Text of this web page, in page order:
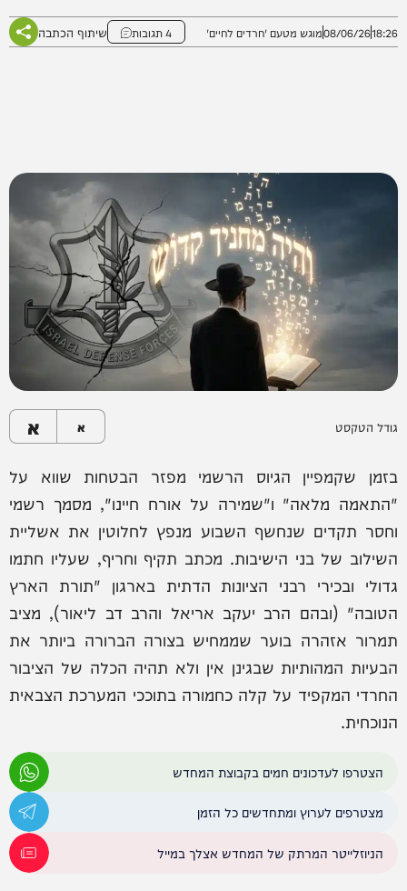
18:26
08/06/26מוגש מטעם 'חרדים לחיים' 4 תגובות שיתוף הכתבה
גודל הטקסט א א
בזמן שקמפיין הגיוס הרשמי מפזר הבטחות שווא על
"התאמה מלאה" ו"שמירה על אורח חיינו", מסמך רשמי
וחסר תקדים שנחשף השבוע מנפץ לחלוטין את אשליית
השילוב של בני הישיבות. מכתב תקיף וחריף, שעליו חתמו
גדולי ובכירי רבני הציונות הדתית בארגון "תורת הארץ
הטובה" (ובהם הרב יעקב אריאל והרב דב ליאור), מציב
תמרור אזהרה בוער שממחיש בצורה הברורה ביותר את
הבעיות המהותיות שבגינן אין ולא תהיה הכלה של הציבור
החרדי המקפיד על קלה כחמורה בתוככי המערכת הצבאית
הנוכחית.
הצטרפו לעדכונים חמים בקבוצת המחדש
מצטרפים לערוץ ומתחדשים כל הזמן
הניוזלייטר המרתק של המחדש אצלך במייל